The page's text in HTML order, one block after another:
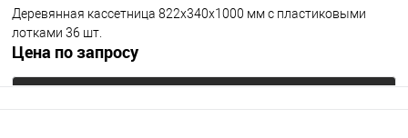
Деревянная кассетница 822х340х1000 мм с пластиковыми
лотками 36 шт.
Цена по запросу